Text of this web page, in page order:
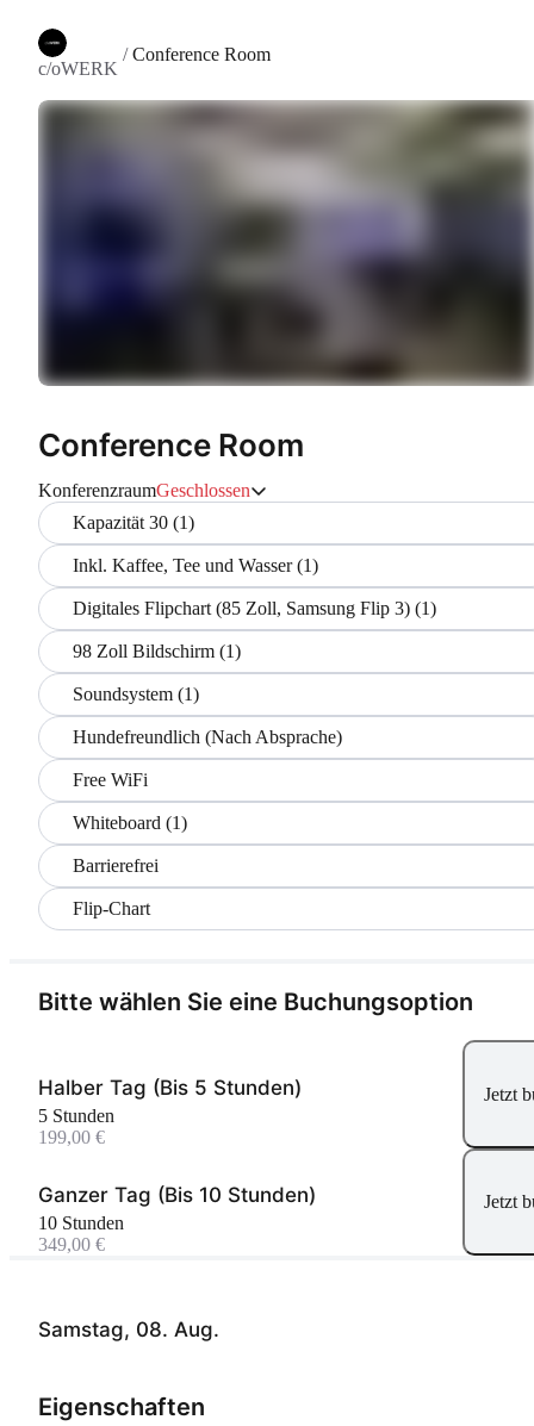
c/oWERK
/Conference Room
Conference Room
KonferenzraumGeschlossen
Kapazität 30 (1)
Inkl. Kaffee, Tee und Wasser (1)
Digitales Flipchart (85 Zoll, Samsung Flip 3) (1)
98 Zoll Bildschirm (1)
Soundsystem (1)
Hundefreundlich (Nach Absprache)
Free WiFi
Whiteboard (1)
Barrierefrei
Flip-Chart
Samstag, 08. Aug.
Eigenschaften
Bitte wählen Sie eine Buchungsoption
Halber Tag (Bis 5 Stunden)
5 Stunden
199,00 €
Jetzt
Ganzer Tag (Bis 10 Stunden)
10 Stunden
349,00 €
Jetzt